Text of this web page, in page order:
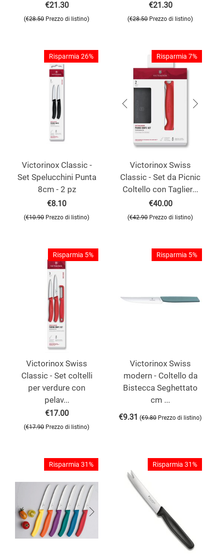
€21.30
(€28.50 Prezzo di listino)
€21.30
(€28.50 Prezzo di listino)
Risparmia 26%
Victorinox Classic -
Set Spelucchini Punta
8cm - 2 pz
€8.10
(€10.90 Prezzo di listino)
Risparmia 7%
Victorinox Swiss
Classic - Set da Picnic
Coltello con Taglier...
€40.00
(€42.90 Prezzo di listino)
Risparmia 5%
Victorinox Swiss
Classic - Set coltelli
per verdure con
pelav...
€17.00
(€17.90 Prezzo di listino)
Risparmia 5%
Victorinox Swiss
modern - Coltello da
Bistecca Seghettato
cm ...
€9.31 (€9.80 Prezzo di listino)
Risparmia 31% Risparmia 31%